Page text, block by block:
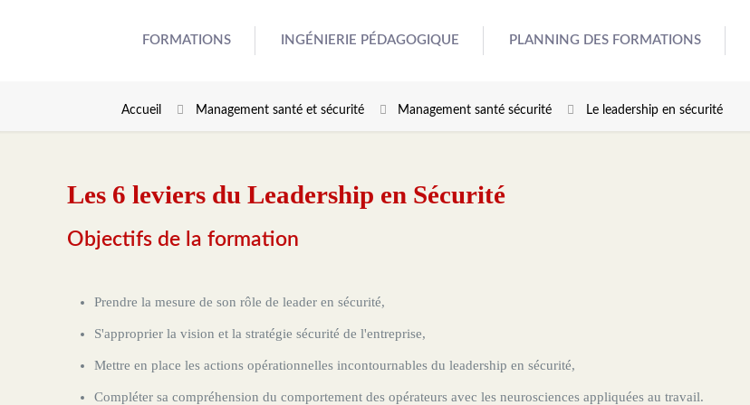
FORMATIONS INGÉNIERIE PÉDAGOGIQUE PLANNING DES FORMATIONS
Accueil Management santé et sécurité Management santé sécurité Le leadership en sécurité
Les 6 leviers du Leadership en Sécurité
Objectifs de la formation
Prendre la mesure de son rôle de leader en sécurité,
S'approprier la vision et la stratégie sécurité de l'entreprise,
Mettre en place les actions opérationnelles incontournables du leadership en sécurité,
Compléter sa compréhension du comportement des opérateurs avec les neurosciences appliquées au travail.